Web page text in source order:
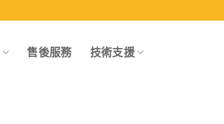
售後服務 技術支援